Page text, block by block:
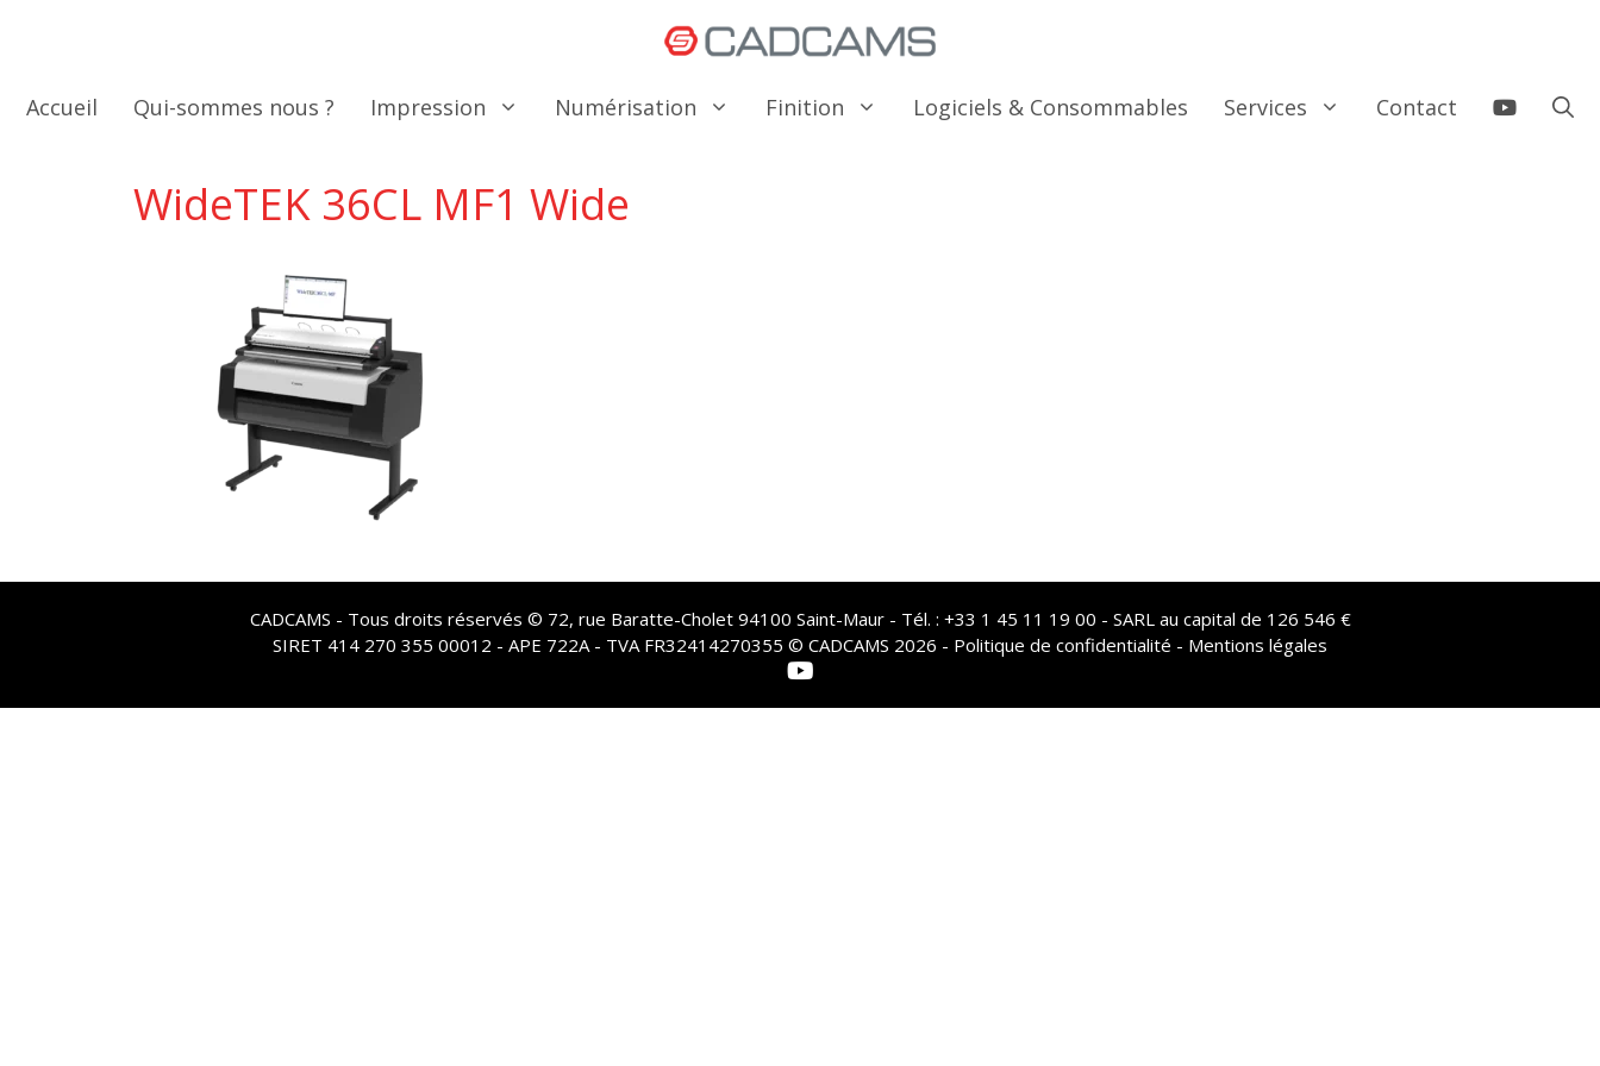
Accueil Qui-sommes nous ? Impression Numérisation Finition Logiciels & Consommables Services Contact
WideTEK 36CL MF1 Wide
CADCAMS - Tous droits réservés © 72, rue Baratte-Cholet 94100 Saint-Maur - Tél. : +33 1 45 11 19 00 - SARL au capital de 126 546 €
SIRET 414 270 355 00012 - APE 722A - TVA FR32414270355 © CADCAMS 2026 - Politique de confidentialité - Mentions légales